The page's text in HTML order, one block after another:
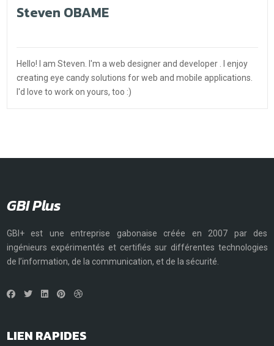
Steven OBAME
Hello! I am Steven. I'm a web designer and developer . I enjoy
creating eye candy solutions for web and mobile applications.
I'd love to work on yours, too :)
GBI Plus
GBI+ est une entreprise gabonaise créée en 2007 par des
ingénieurs expérimentés et certifiés sur différentes technologies
de l’information, de la communication, et de la sécurité.
LIEN RAPIDES